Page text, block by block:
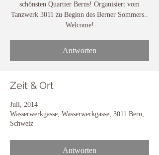
schönsten Quartier Berns! Organisiert vom
Tanzwerk 3011 zu Beginn des Berner Sommers..
Welcome!
Antworten
Zeit & Ort
Juli, 2014
Wasserwerkgasse, Wasserwerkgasse, 3011 Bern,
Schweiz
Antworten